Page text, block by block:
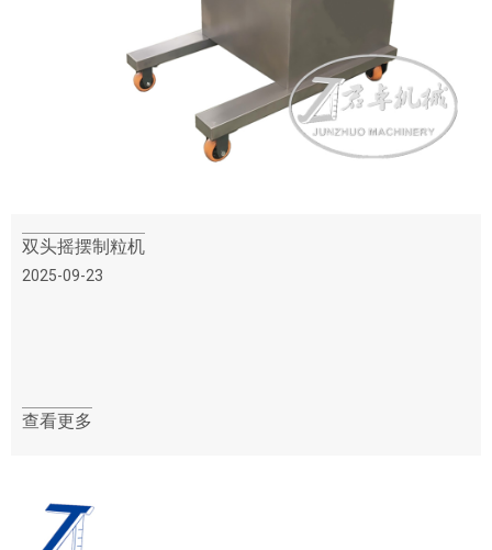
双头摇摆制粒机
2025-09-23
查看更多